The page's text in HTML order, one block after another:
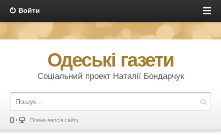
Войти
Одеські газети
Соціальний проект Наталії Бондарчук
Повна версія сайту